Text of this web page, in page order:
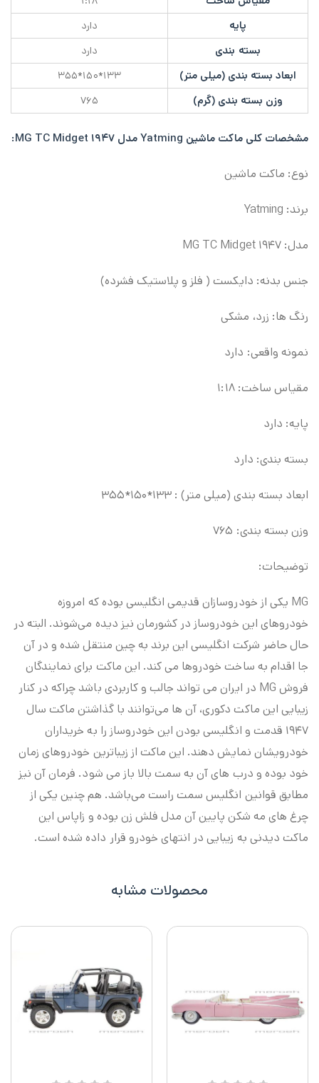
پایه دارد
بسته بندی دارد
ابعاد بسته بندی (میلی متر) ۱۳۳*۱۵۰*۳۵۵
وزن بسته بندی (گرم) ۷۶۵
مشخصات کلی ماکت ماشین Yatming مدل ۱۹۴۷ MG TC Midget:
نوع: ماکت ماشین
برند: Yatming
مدل: ۱۹۴۷ MG TC Midget
جنس بدنه: دایکست ( فلز و پلاستیک فشرده)
رنگ ها: زرد، مشکی
نمونه واقعی: دارد
مقیاس ساخت: ۱:۱۸
پایه: دارد
بسته بندی: دارد
ابعاد بسته بندی (میلی متر) : ۱۳۳*۱۵۰*۳۵۵
وزن بسته بندی: ۷۶۵
توضیحات:
MG یکی از خودروسازان قدیمی انگلیسی بوده که امروزه
خودروهای این خودروساز در کشورمان نیز دیده می‌شوند. البته در
حال حاضر شرکت انگلیسی این برند به چین منتقل شده و در آن
جا اقدام به ساخت خودروها می کند. این ماکت برای نمایندگان
فروش MG در ایران می تواند جالب و کاربردی باشد چراکه در کنار
زیبایی این ماکت دکوری، آن ها می‌توانند با گذاشتن ماکت سال
۱۹۴۷ قدمت و انگلیسی بودن این خودروساز را به خریداران
خودرویشان نمایش دهند. این ماکت از زیباترین خودروهای زمان
خود بوده و درب های آن به سمت بالا باز می‌ شود. فرمان آن نیز
مطابق قوانین انگلیس سمت راست می‌باشد. هم چنین یکی از
چرغ های مه شکن پایین آن مدل فلش زن بوده و زاپاس این
ماکت دیدنی به زیبایی در انتهای خودرو قرار داده شده است.
محصولات مشابه